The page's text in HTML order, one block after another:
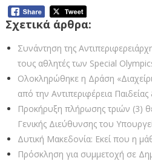
Σχετικά άρθρα:
Συνάντηση της
τους αθλητές των Special
Ολοκληρώθηκε η Δράση
από την Αντιπεριφέρεια
Προκήρυξη πλήρωσης τριών (3)
Γενικής Διεύθυνσης του
Δυτική Μακεδονία: Εκεί που η
Πρόσκληση για συμμετοχή σε